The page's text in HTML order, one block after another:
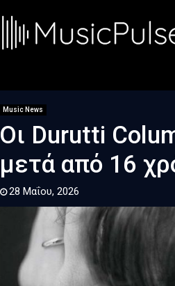
Music News
Οι Durutti
μετά από 16
28 Μαΐου, 2026